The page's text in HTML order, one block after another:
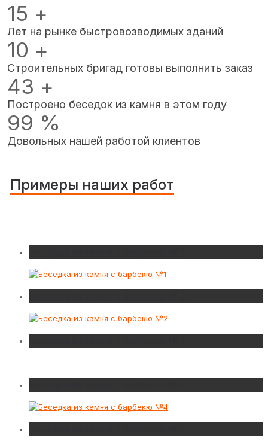
15 +
Лет на рынке быстровозводимых зданий
10 +
Строительных бригад готовы выполнить заказ
43 +
Построено беседок из камня в этом году
99 %
Довольных нашей работой клиентов
Примеры наших работ